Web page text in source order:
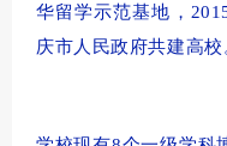
华留学示范基地，
庆市人民政府共建高校